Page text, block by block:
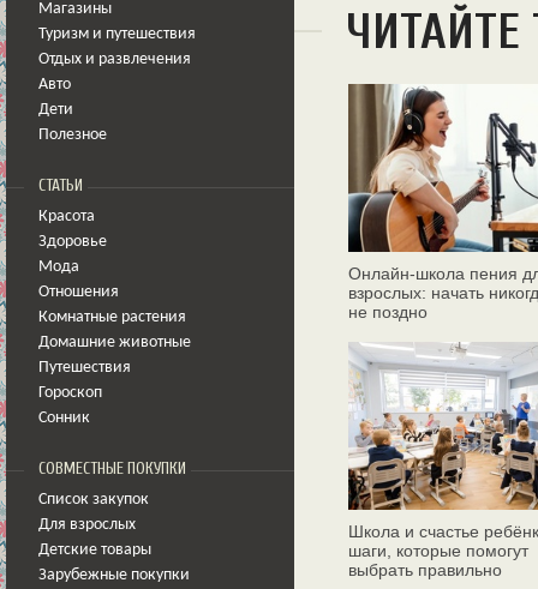
Магазины
Туризм и путешествия
Отдых и развлечения
Авто
Дети
Полезное
СТАТЬИ
Красота
Здоровье
Мода
Отношения
Комнатные растения
Домашние животные
Путешествия
Гороскоп
Сонник
СОВМЕСТНЫЕ ПОКУПКИ
Список закупок
Для взрослых
Детские товары
Зарубежные покупки
Онлайн‑школа пения
взрослых: начать
не поздно
Школа и счастье
шаги, которые помогут
выбрать правильно